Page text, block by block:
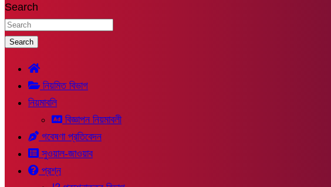
Search
Search
নিয়মিত বিভাগ
নিয়মাবলি
বিজ্ঞাপন নিয়মাবলী
গবেষণা প্রতিবেদন
সুওয়াল-জাওয়াব
প্রশ্ন